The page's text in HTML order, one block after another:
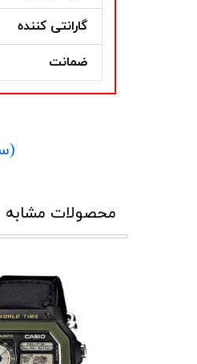
گارانتی کننده
ضمانت
​​​​​​​(سمت
محصولات مشابه